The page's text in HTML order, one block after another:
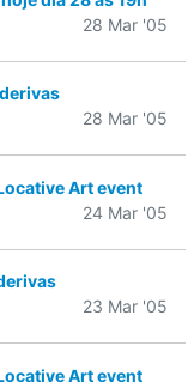
28 Mar '05
28 Mar '05
Art event
24 Mar '05
23 Mar '05
Art event